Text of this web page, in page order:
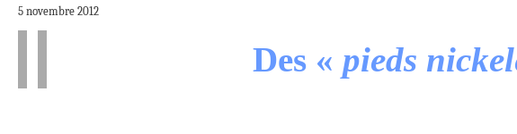
5 novembre 2012
Des « pieds